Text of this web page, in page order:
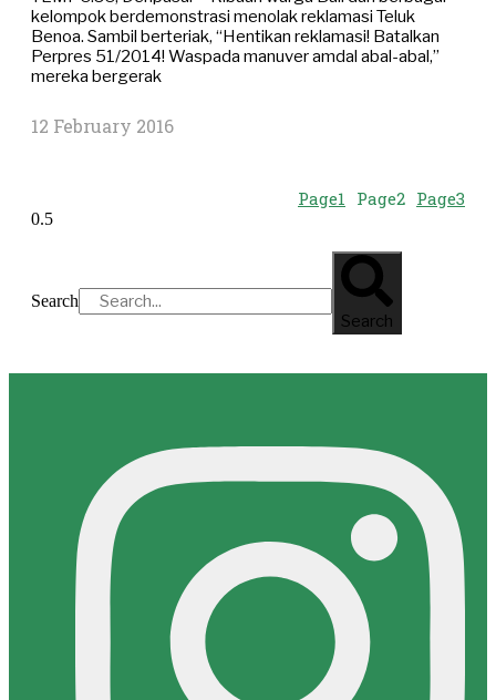
kelompok berdemonstrasi menolak reklamasi Teluk
Benoa. Sambil berteriak, “Hentikan reklamasi! Batalkan
Perpres 51/2014! Waspada manuver amdal abal-abal,”
mereka bergerak
12 February 2016
Page1 Page2 Page3
Search
Search